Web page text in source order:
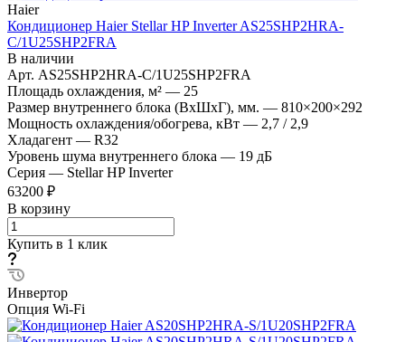
Haier
Кондиционер Haier Stellar HP Inverter AS25SHP2HRA-
C/1U25SHP2FRA
В наличии
Арт. AS25SHP2HRA-C/1U25SHP2FRA
Площадь охлаждения, м² — 25
Размер внутреннего блока (ВхШхГ), мм. — 810×200×292
Мощность охлаждения/обогрева, кВт — 2,7 / 2,9
Хладагент — R32
Уровень шума внутреннего блока — 19 дБ
Серия — Stellar HP Inverter
63200 ₽
В корзину
Купить в 1 клик
Инвертор
Опция Wi-Fi